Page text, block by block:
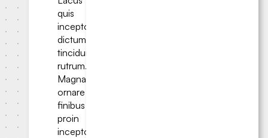
quis
inceptos
dictum
tincidunt
rutrum.
Magna
ornare
finibus
proin
inceptos